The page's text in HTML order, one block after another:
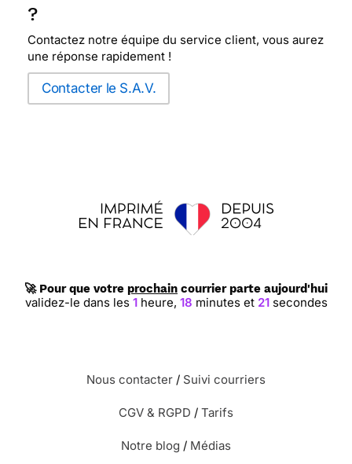
?
Contactez notre équipe du service client, vous aurez
une réponse rapidement !
Contacter le S.A.V.
🚀 Pour que votre prochain courrier parte aujourd'hui
validez-le dans les 1heure, 18minutes et 20 secondes
Nous contacter / Suivi courriers
CGV & RGPD / Tarifs
Notre blog / Médias